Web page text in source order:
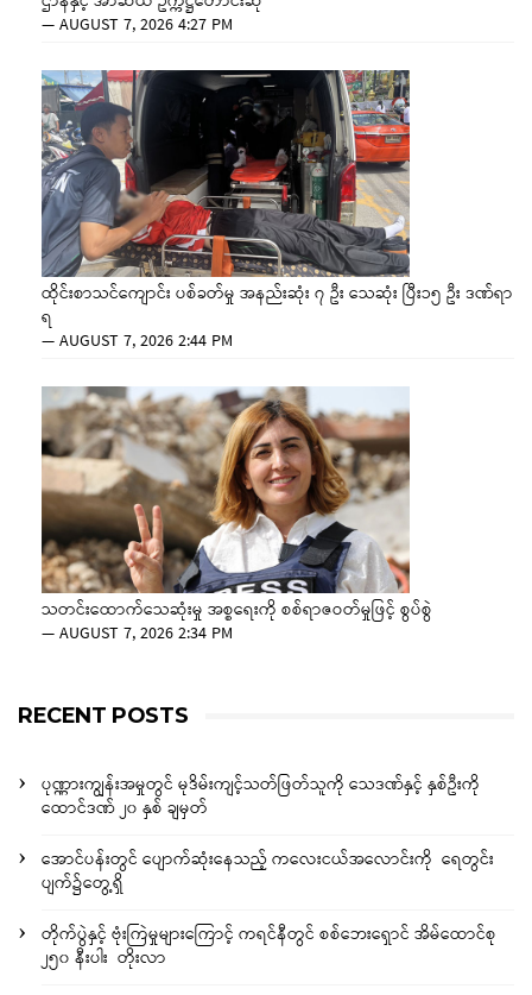
—AUGUST 7, 2026 4:27 PM
ထိုင်းစာသင်ကျောင်း ပစ်ခတ်မှု အနည်းဆုံး ၇ ဦး သေဆုံး ပြီး၁၅ ဦး ဒဏ်ရာ
ရ
—AUGUST 7, 2026 2:44 PM
သတင်းထောက်သေဆုံးမှု အစ္စရေးကို စစ်ရာဇဝတ်မှုဖြင့် စွပ်စွဲ
—AUGUST 7, 2026 2:34 PM
RECENT POSTS
ပုဏ္ဏားကျွန်းအမှုတွင် မုဒိမ်းကျင့်သတ်ဖြတ်သူကို သေဒဏ်နှင့် နှစ်ဦးကို
ထောင်ဒဏ် ၂၀ နှစ် ချမှတ်
အောင်ပန်းတွင် ပျောက်ဆုံးနေသည့် ကလေးငယ်အလောင်းကို ရေတွင်း
ပျက်၌တွေ့ရှိ
တိုက်ပွဲနှင့် ဗုံးကြဲမှုများကြောင့် ကရင်နီတွင် စစ်ဘေးရှောင် အိမ်ထောင်စု
၂၅၀ နီးပါး တိုးလာ